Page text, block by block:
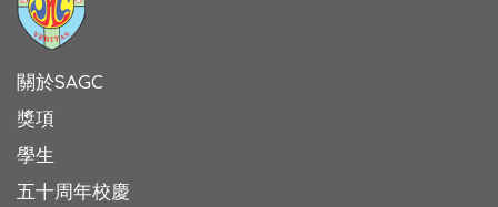
關於SAGC
獎項
學生
五十周年校慶